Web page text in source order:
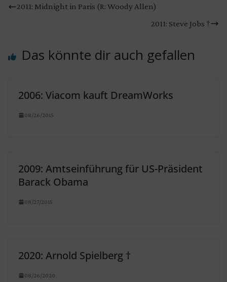
2011: Midnight in Paris (R: Woody Allen)
2011: Steve Jobs †
Das könnte dir auch gefallen
2006: Viacom kauft DreamWorks
08/26/2015
2009: Amtseinführung für US-Präsident
Barack Obama
08/27/2015
2020: Arnold Spielberg †
08/26/2020